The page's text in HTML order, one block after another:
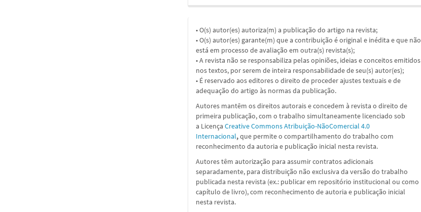
• O(s) autor(es) autoriza(m) a publicação do artigo na revista;
• O(s) autor(es) garante(m) que a contribuição é original e inédita e que não
está em processo de avaliação em outra(s) revista(s);
• A revista não se responsabiliza pelas opiniões, ideias e conceitos emitidos
nos textos, por serem de inteira responsabilidade de seu(s) autor(es);
• É reservado aos editores o direito de proceder ajustes textuais e de
adequação do artigo às normas da publicação.
Autores mantêm os direitos autorais e concedem à revista o direito de
primeira publicação, com o trabalho simultaneamente licenciado sob
a LicençaCreative Commons Atribuição-NãoComercial 4.0
Internacional,que permite o compartilhamento do trabalho com
reconhecimento da autoria e publicação inicial nesta revista.
Autores têm autorização para assumir contratos adicionais
separadamente, para distribuição não exclusiva da versão do trabalho
publicada nesta revista (ex.: publicar em repositório institucional ou como
capítulo de livro), com reconhecimento de autoria e publicação inicial
nesta revista.